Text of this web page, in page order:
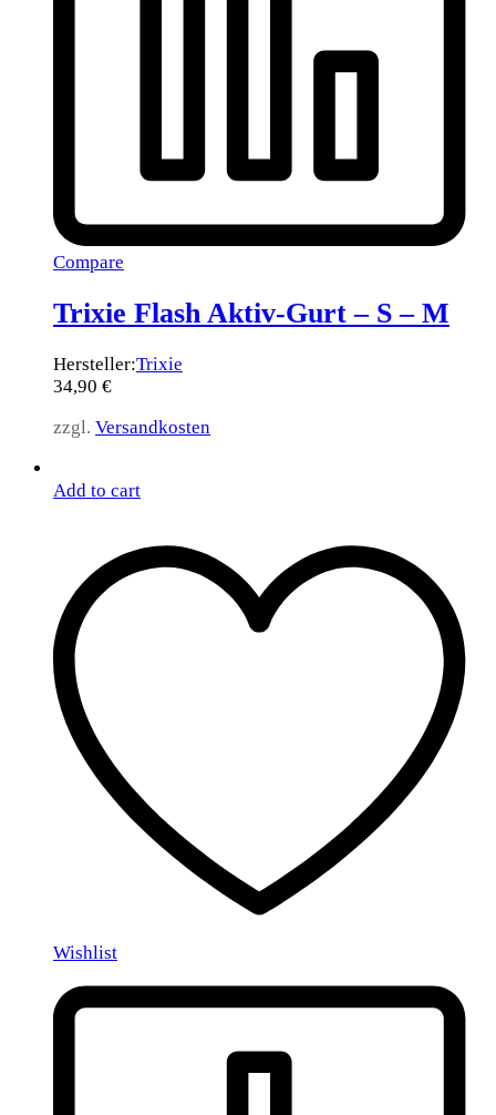
Compare
Trixie Flash Aktiv-Gurt – S – M
Hersteller:Trixie
34,90 €
zzgl. Versandkosten
Add to cart
Wishlist